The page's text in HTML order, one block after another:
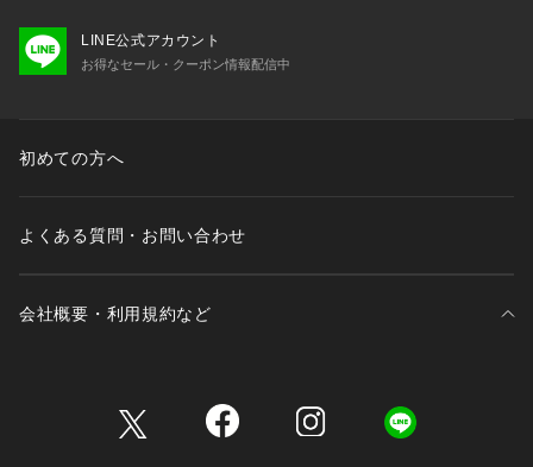
LINE公式アカウント
お得なセール・クーポン情報配信中
初めての方へ
よくある質問・お問い合わせ
会社概要・利用規約など